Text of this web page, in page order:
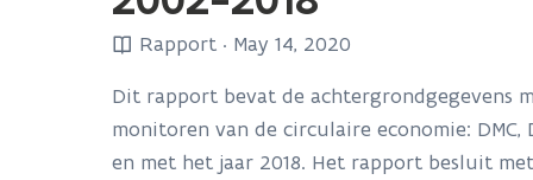
Rapport · May 14, 2020
Dit rapport bevat de achtergrondgegevens
monitoren van de circulaire economie:
en met het jaar 2018. Het rapport besluit